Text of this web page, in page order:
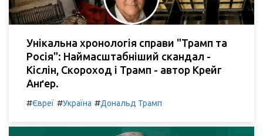
Унікальна хронологія справи "Трамп та
Росія": Наймасштабніший скандал -
Кіслін, Скороход і Трамп - автор Крейг
Анґер.
#Євреї #Україна #Дональд Трамп